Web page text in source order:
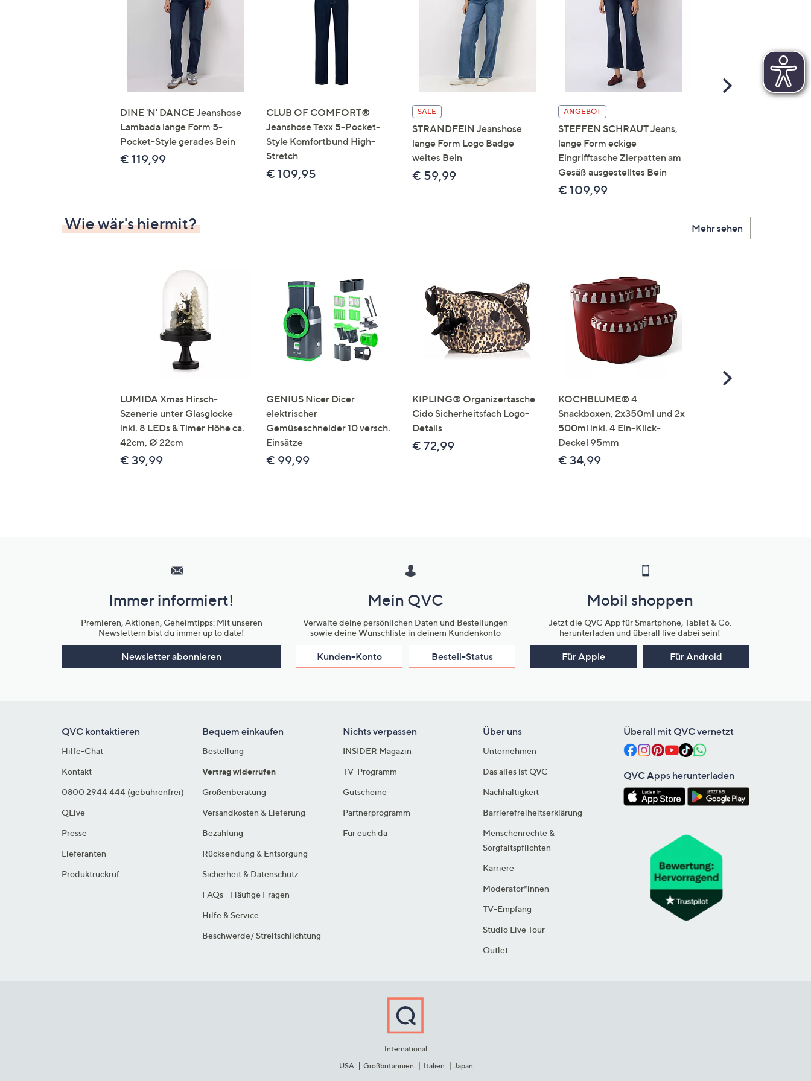
rechts,
um
diese
anzuzeigen.
DINE 'N' DANCE Jeanshose
Lambada lange Form 5-
Pocket-Style gerades Bein
€ 119,99
CLUB OF COMFORT®
Jeanshose Texx 5-Pocket-
Style Komfortbund High-
Stretch
€ 109,95
SALE
STRANDFEIN Jeanshose
lange Form Logo Badge
weites Bein
€ 59,99
ANGEBOT
STEFFEN SCHRAUT Jeans,
lange Form eckige
Eingrifftasche Zierpatten am
Gesäß ausgestelltes Bein
€ 109,99
Scroll
Wie wär's hiermit? Mehr sehen
LUMIDA Xmas Hirsch-
Szenerie unter Glasglocke
inkl. 8 LEDs & Timer Höhe ca.
42cm, Ø 22cm
€ 39,99
GENIUS Nicer Dicer
elektrischer
Gemüseschneider 10 versch.
Einsätze
€ 99,99
KIPLING® Organizertasche
Cido Sicherheitsfach Logo-
Details
€ 72,99
KOCHBLUME® 4
Snackboxen, 2x350ml und 2x
500ml inkl. 4 Ein-Klick-
Deckel 95mm
€ 34,99
Scroll
Unternehmensinformationen
Immer informiert!
Premieren, Aktionen, Geheimtipps: Mit unseren
Newslettern bist du immer up to date!
Newsletter abonnieren
Mein QVC
Verwalte deine persönlichen Daten und Bestellungen
sowie deine Wunschliste in deinem Kundenkonto
Kunden-Konto Bestell-Status
Mobil shoppen
Jetzt die QVC App für Smartphone, Tablet & Co.
herunterladen und überall live dabei sein!
Für Apple Für Android
QVC kontaktieren
Hilfe-Chat
Kontakt
0800 2944 444 (gebührenfrei)
QLive
Presse
Lieferanten
Produktrückruf
Bequem einkaufen
Bestellung
Vertrag widerrufen
Größenberatung
Versandkosten & Lieferung
Bezahlung
Rücksendung & Entsorgung
Sicherheit & Datenschutz
FAQs - Häufige Fragen
Hilfe & Service
Beschwerde/ Streitschlichtung
Nichts verpassen
INSIDER Magazin
TV-Programm
Gutscheine
Partnerprogramm
Für euch da
Über uns
Unternehmen
Das alles ist QVC
Nachhaltigkeit
Barrierefreiheitserklärung
Menschenrechte &
Sorgfaltspflichten
Karriere
Moderator*innen
TV-Empfang
Studio Live Tour
Outlet
Überall mit QVC vernetzt
QVC Apps herunterladen
International
USA
Großbritannien Italien Japan